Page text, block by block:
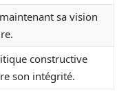
sa vision
constructive
son intégrité.